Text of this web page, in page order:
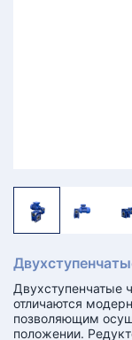
Двухступенчатые
отличаются
позволяющим
положении.